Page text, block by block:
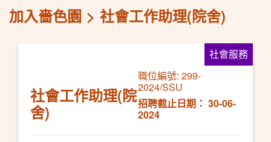
加入嗇色園 社會工作助理(院舍)
社會服務
社會工作助理(院
舍)
職位編號: 299-
2024/SSU
招聘截止日期： 30-06-
2024